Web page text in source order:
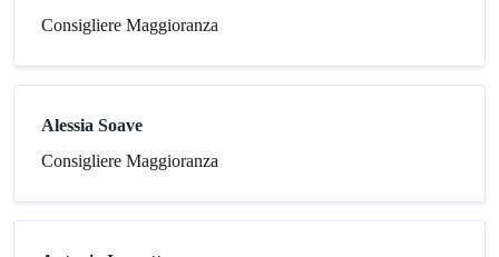
Consigliere Maggioranza
Alessia Soave
Consigliere Maggioranza